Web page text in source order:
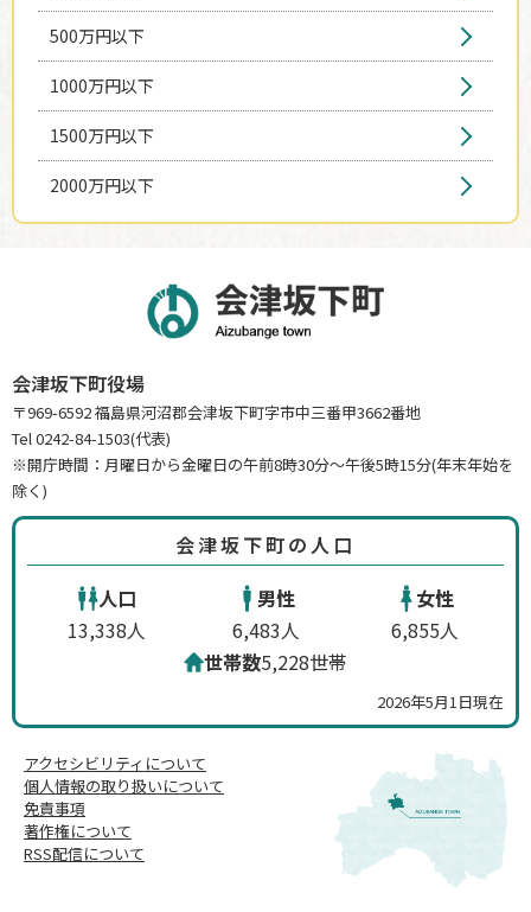
500万円以下
1000万円以下
1500万円以下
2000万円以下
アクセシビリティについて
個人情報の取り扱いについて
免責事項
著作権について
RSS配信について
会津坂下町役場
〒969-6592 福島県河沼郡会津坂下町字市中三番甲3662番地
Tel 0242-84-1503(代表)
※開庁時間：月曜日から金曜日の午前8時30分～午後5時15分(年末年始を
除く)
会津坂下町の人口
人口
13,338人
男性
6,483人
女性
6,855人
世帯数5,228世帯
2026年5月1日現在